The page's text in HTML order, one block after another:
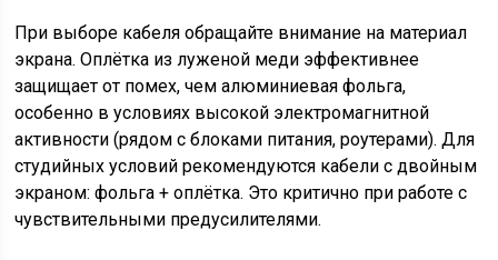
При выборе кабеля обращайте внимание на материал
экрана. Оплётка из луженой меди эффективнее
защищает от помех, чем алюминиевая фольга,
особенно в условиях высокой электромагнитной
активности (рядом с блоками питания, роутерами). Для
студийных условий рекомендуются кабели с двойным
экраном: фольга + оплётка. Это критично при работе с
чувствительными предусилителями.